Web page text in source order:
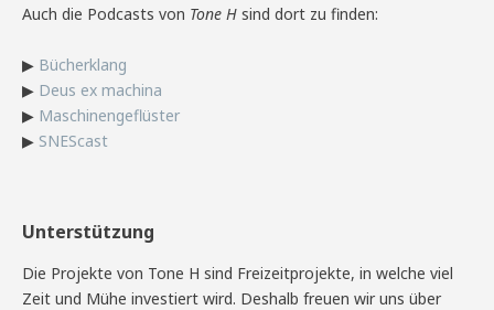
Auch die Podcasts von Tone H sind dort zu finden:
▶ Bücherklang
▶ Deus ex machina
▶ Maschinengeflüster
▶ SNEScast
Unterstützung
Die Projekte von Tone H sind Freizeitprojekte, in welche viel
Zeit und Mühe investiert wird. Deshalb freuen wir uns über